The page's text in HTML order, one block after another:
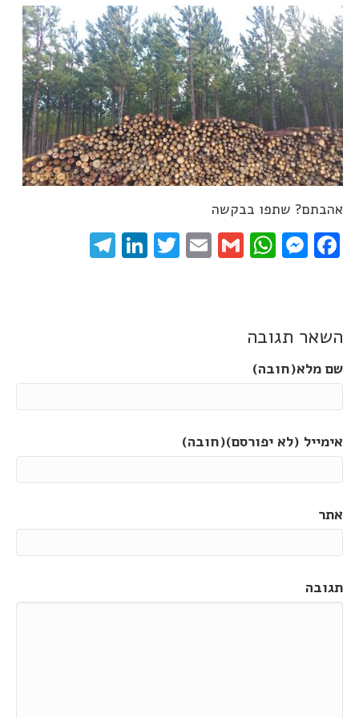
אהבתם? שתפו בבקשה
Facebook
Messenger
WhatsApp
Gmail
Email
Twitter
LinkedIn
השאר תגובה
שם מלא(חובה)
אימייל (לא יפורסם)(חובה)
אתר
תגובה